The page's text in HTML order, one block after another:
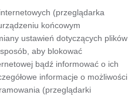
(przeglądarka
końcowym
ustawień dotyczących plików
aby blokować
bądź informować o ich
informacje o możliwości
(przeglądarki